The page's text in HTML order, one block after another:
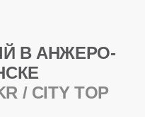
В АНЖЕРО-
/ CITY TOP